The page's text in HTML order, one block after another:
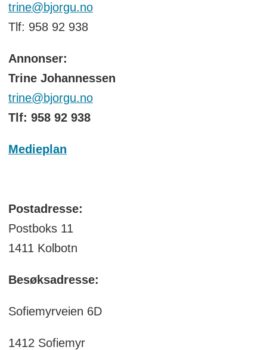
trine@bjorgu.no
Tlf: 958 92 938
Annonser:
Trine Johannessen
trine@bjorgu.no
Tlf: 958 92 938
Medieplan
Postadresse:
Postboks 11
1411 Kolbotn
Besøksadresse:
Sofiemyrveien 6D
1412 Sofiemyr